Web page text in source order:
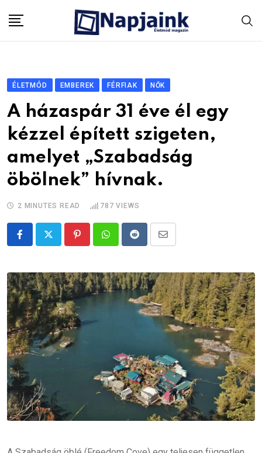
ÉLETMÓD EMBEREK FÉRFIAK NŐK
A házaspár 31 éve él egy
kézzel épített szigeten,
amelyet „Szabadság
öbölnek” hívnak.
2 MINUTES READ 787 VIEWS
PinterestWhatsappRedditShare
Email